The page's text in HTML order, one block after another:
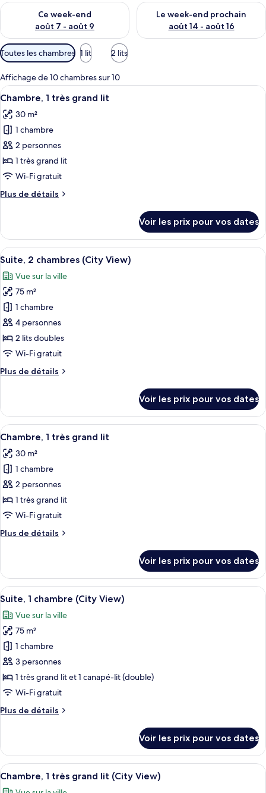
Ce week-end
août 7 - août 9
Vérifier la disponibilité pour ce week-end août 7 - août 9
Le week-end prochain
août 14 - août 16
Vérifier la disponibilité pour
Filtres
disponibles
pour
les
chambres
Toutes les chambres 1 lit 2 lits
Affichage de 10 chambres sur 10
Afficher
toutes
les
photos
pour
ce
type
chambre :
très
grand
lit
7
Chambre, 1 très grand lit
30 m²
1 chambre
2 personnes
1 très grand lit
Wi-Fi gratuit
Plus de détails
Plus
le
type
de
Chambre,
très
grand
lit
Voir les prix pour vos dates
Afficher
toutes
les
photos
pour
ce
type
de
chambre :
Suite,
(City
View)
Une chambre d’hôtel moderne
10
Suite, 2 chambres (City View)
Vue sur la ville
75 m²
1 chambre
4 personnes
2 lits doubles
Wi-Fi gratuit
Plus de détails
Plus
le
type
de
Suite,
2
(City
View)
Voir les prix pour vos dates
Afficher
toutes
les
photos
pour
ce
type
chambre :
très
grand
lit
Une chambre d’hôtel moderne
8
Chambre, 1 très grand lit
30 m²
1 chambre
2 personnes
1 très grand lit
Wi-Fi gratuit
Plus de détails
Plus
le
type
de
Chambre,
très
grand
lit
Voir les prix pour vos dates
Afficher
toutes
les
photos
pour
ce
type
de
chambre :
Suite,
(City
View)
Une salle de conférence avec une
8
Suite, 1 chambre (City View)
Vue sur la ville
75 m²
1 chambre
3 personnes
1 très grand lit et 1 canapé-lit (double)
Wi-Fi gratuit
Plus de détails
Plus
le
type
de
Voir les prix pour vos dates
Afficher
toutes
Une chambre d’hôtel moderne
13
Chambre, 1 très grand lit (City View)